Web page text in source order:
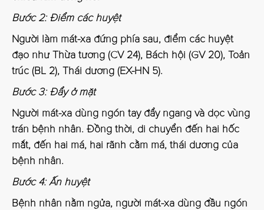
Bước 2: Điểm các huyệt
Người làm mát-xa đứng phía sau, điểm các huyệt
đạo như Thừa tương (CV 24), Bách hội (GV 20), Toản
trúc (BL 2), Thái dương (EX-HN 5).
Bước 3: Đẩy ở mặt
Người mát-xa dùng ngón tay đẩy ngang và dọc vùng
trán bệnh nhân. Đồng thời, di chuyển đến hai hốc
mắt, đến hai má, hai rãnh cằm má, thái dương của
bệnh nhân.
Bước 4: Ấn huyệt
Bệnh nhân nằm ngửa, người mát-xa dùng đầu ngón